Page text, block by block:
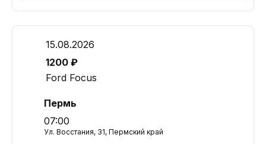
15.08.2026
1200 ₽
Ford Focus
Пермь
07:00
Ул. Восстания, 31, Пермский край